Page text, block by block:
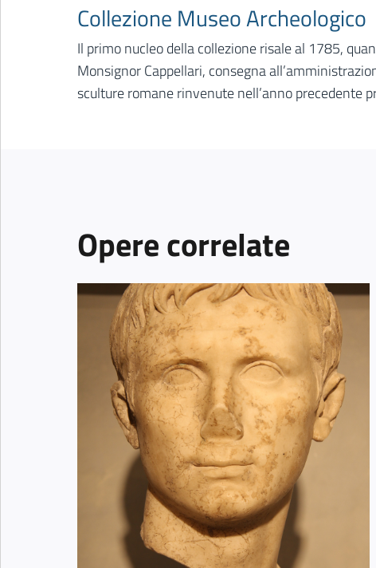
Collezione Museo Archeologico
Il primo nucleo della collezione risale al 1785,
Monsignor Cappellari, consegna
sculture romane rinvenute nell’anno precedente
disallestimento nel 2007 della sede di San
L’allestimento è stato eseguito secondo un
paleolitico all’epoca Romana. Tra i reperti,
dalla media Vallesina, si segnalano i corredi
scultoreo giulio-claudio. È presente inoltre una
entrata nel 1983 a far parte della raccolta in
privata.
Opere correlate